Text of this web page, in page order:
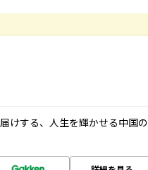
けする、人生を輝かせる中国の